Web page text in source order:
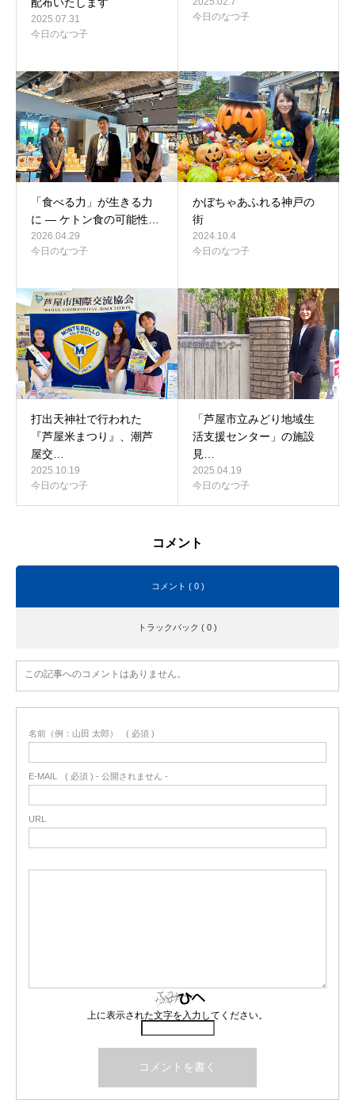
2025.07.31
今日のなつ子
今日のなつ子
「食べる力」が生きる力
に ― ケトン食の可能性…
2026.04.29
今日のなつ子
かぼちゃあふれる神戸の
街
2024.10.4
今日のなつ子
打出天神社で行われた
『芦屋米まつり』、潮芦
屋交…
2025.10.19
今日のなつ子
「芦屋市立みどり地域生
活支援センター」の施設
見…
2025.04.19
今日のなつ子
コメント
コメント ( 0 )
トラックバック ( 0 )
この記事へのコメントはありません。
名前（例：山田 太郎） ( 必須 )
E-MAIL ( 必須 ) - 公開されません -
URL
上に表示された文字を入力してください。